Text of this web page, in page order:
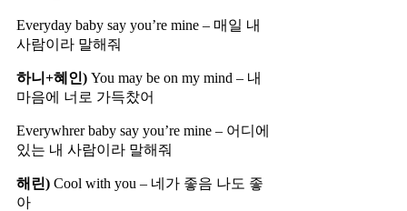
Everyday baby say you’re mine – 매일 내
사람이라 말해줘
하니+혜인) You may be on my mind – 내
마음에 너로 가득찼어
Everywhrer baby say you’re mine – 어디에
있는 내 사람이라 말해줘
해린) Cool with you – 네가 좋음 나도 좋
아